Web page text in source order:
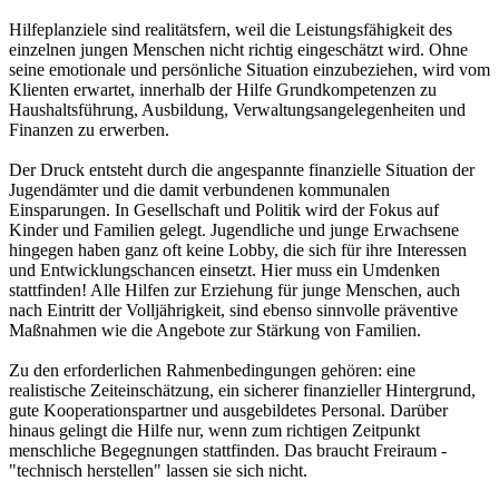
Hilfeplanziele sind realitätsfern, weil die Leistungsfähigkeit des
einzelnen jungen Menschen nicht richtig eingeschätzt wird. Ohne
seine emotionale und persönliche Situation einzubeziehen, wird vom
Klien­ten erwartet, innerhalb der Hilfe Grund­kompetenzen zu
Haushaltsführung, Ausbildung, Verwaltungsangelegenheiten und
Finanzen zu erwerben.
Der Druck entsteht durch die an­ge­spannte finanzielle Situation der
Jugendämter und die damit verbundenen kommunalen
Einsparungen. In Gesellschaft und Politik wird der Fokus auf
Kinder und Familien gelegt. Jugendliche und junge Erwachsene
hingegen haben ganz oft keine Lobby, die sich für ihre Interessen
und Entwicklungschancen einsetzt. Hier muss ein Umdenken
stattfinden! Alle Hilfen zur Erziehung für junge Menschen, auch
nach Eintritt der Volljährigkeit, sind ebenso sinnvolle präventive
Maßnahmen wie die Angebote zur Stärkung von Familien.
Zu den erforderlichen Rahmenbedingungen gehören: eine
realistische Zeiteinschätzung, ein sicherer finanzieller Hintergrund,
gute Kooperationspartner und ausgebildetes Personal. Darüber
hinaus ge­­lingt die Hilfe nur, wenn zum richtigen Zeitpunkt
menschliche Begegnungen stattfinden. Das braucht Freiraum -
"technisch herstellen" lassen sie sich nicht.